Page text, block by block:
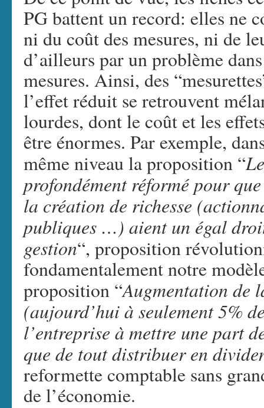
PG battent un record: elles ne
ni du coût des mesures, ni de
d’ailleurs par un problème
mesures. Ainsi, des
l’effet réduit se retrouvent
lourdes, dont le coût et les
être énormes. Par exemple,
même niveau la proposition “
profondément réformé pour
la création de richesse
publiques …) aient un égal
gestion“, proposition
fondamentalement notre
proposition “Augmentation de
(aujourd’hui à seulement 5%
l’entreprise à mettre une part
que de tout distribuer en
reformette comptable sans
de l’économie.